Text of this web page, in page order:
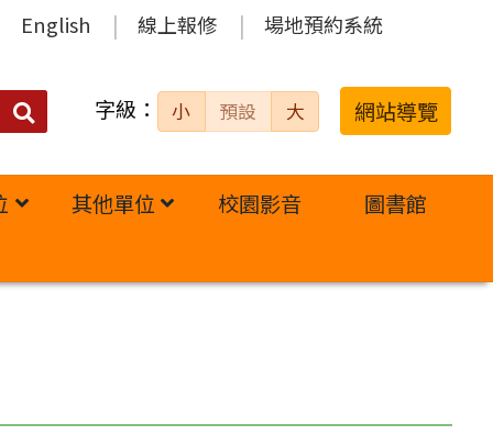
English 線上報修 場地預約系統
搜
字級： 小 預設 大 網站導覽
其他單位 校園影音 圖書館